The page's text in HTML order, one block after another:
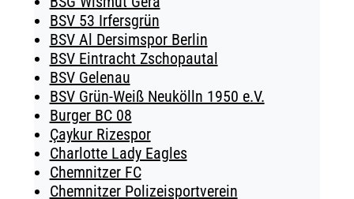
BSV 53 Irfersgrün
BSV Al Dersimspor Berlin
BSV Eintracht Zschopautal
BSV Gelenau
BSV Grün-Weiß Neukölln 1950 e.V.
Burger BC 08
Çaykur Rizespor
Charlotte Lady Eagles
Chemnitzer FC
Chemnitzer Polizeisportverein